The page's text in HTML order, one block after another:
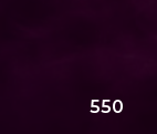
550